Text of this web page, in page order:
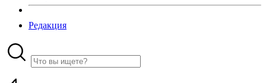
Редакция